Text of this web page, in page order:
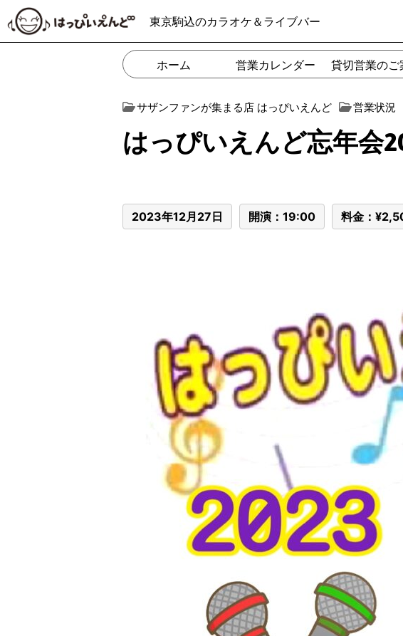
東京駒込のカラオケ＆ライブバー
ホーム 営業カレンダー 貸切営業のご
サザンファンが集まる店 はっぴいえんど 営業状況
はっぴいえんど忘年会
2023年12月27日 開演：19:00 料金：